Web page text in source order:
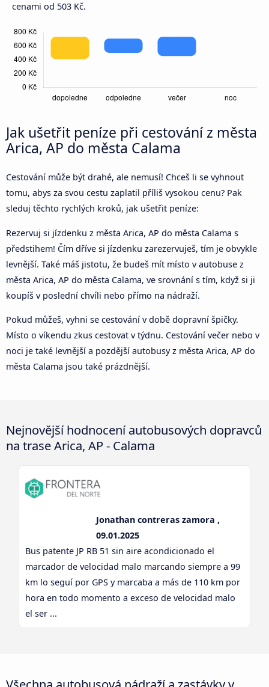
cenami od 503 Kč.
Jak ušetřit peníze při cestování z města
Arica, AP do města Calama
Cestování může být drahé, ale nemusí! Chceš li se vyhnout
tomu, abys za svou cestu zaplatil příliš vysokou cenu? Pak
sleduj těchto rychlých kroků, jak ušetřit peníze:
Rezervuj si jízdenku z města Arica, AP do města Calama s
předstihem! Čím dříve si jízdenku zarezervuješ, tím je obvykle
levnější. Také máš jistotu, že budeš mít místo v autobuse z
města Arica, AP do města Calama, ve srovnání s tím, když si ji
koupíš v poslední chvíli nebo přímo na nádraží.
Pokud můžeš, vyhni se cestování v době dopravní špičky.
Místo o víkendu zkus cestovat v týdnu. Cestování večer nebo v
noci je také levnější a pozdější autobusy z města Arica, AP do
města Calama jsou také prázdnější.
Nejnovější hodnocení autobusových dopravců
na trase Arica, AP - Calama
Jonathan contreras zamora ,
09.01.2025
Bus patente JP RB 51 sin aire acondicionado el
marcador de velocidad malo marcando siempre a 99
km lo seguí por GPS y marcaba a más de 110 km por
hora en todo momento a exceso de velocidad malo
el ser ...